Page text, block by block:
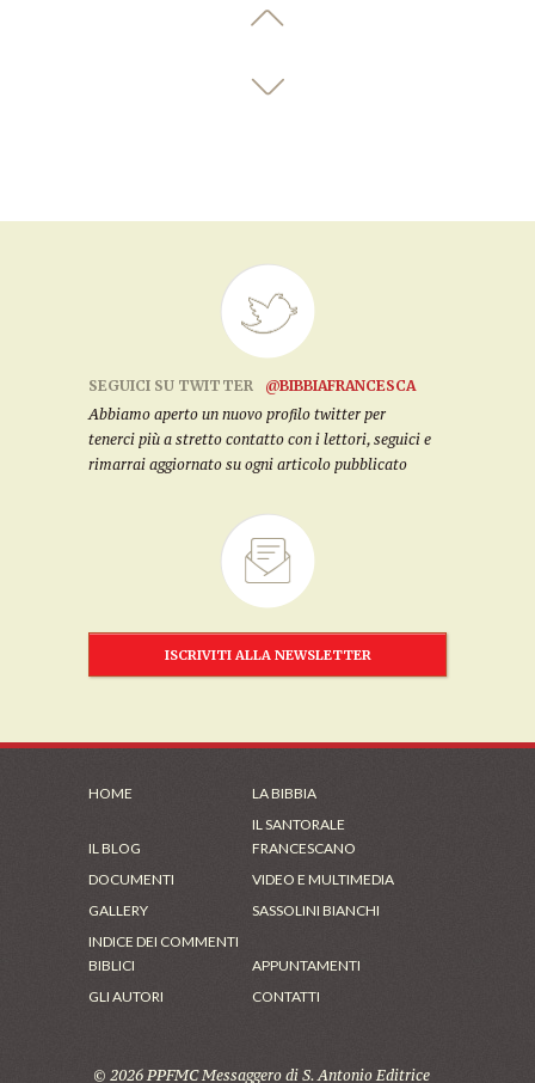
SEGUICI SU TWITTER
@BIBBIAFRANCESCA
Abbiamo aperto un nuovo profilo twitter per
tenerci più a stretto contatto con i lettori, seguici e
rimarrai aggiornato su ogni articolo pubblicato
ISCRIVITI ALLA NEWSLETTER
HOME LA BIBBIA
IL BLOG
IL SANTORALE
FRANCESCANO
DOCUMENTI
VIDEO E MULTIMEDIA
GALLERY
SASSOLINI BIANCHI
INDICE DEI COMMENTI
BIBLICI
APPUNTAMENTI
GLI AUTORI
CONTATTI
© 2026 PPFMC Messaggero di S. Antonio Editrice